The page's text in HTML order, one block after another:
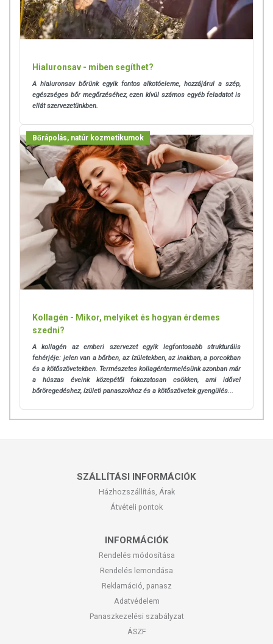
egészséges életmódot! A termék nem gyógyít betegségeket! A termék
nem az orvosi kezelés helyettesítésére alkalmas! Betegség esetén
használatát beszélje meg kezelőorvosával. Az ajánlott napi
elzárva tartandó!
Az étrend-kiegészítők az érvényben levő európai uniós szabályozás
szerint élelmiszereknek minősülnek, amelyek a hagyományos étrend
tápanyagokat. Bár az étrend-kiegészítők kedvező élettani
hatással rendelkezhetnek, amely egyénenként eltérő lehet, jelölésük,
megjelenítésük, és reklámozásuk során nem engedélyezett a
készítményeknek betegséget megelőző vagy gyógyító
hatást tulajdonítani.
Hialuronsav - miben segíthet?
A hialuronsav bőrünk egyik fontos alkotóeleme, hozzájárul a szép,
egészséges bőr megőrzéséhez, ezen kívül számos egyéb feladatot is
ellát szervezetünkben.
Bőrápolás, natúr kozmetikumok
Kollagén - Mikor, melyiket és hogyan érdemes
szedni?
A kollagén az emberi szervezet egyik legfontosabb strukturális
fehérjéje: jelen van a bőrben, az ízületekben, az inakban, a porcokban
és a kötőszövetekben. Természetes kollagéntermelésünk azonban már
a húszas éveink közepétől fokozatosan csökken, ami idővel
bőröregedéshez, ízületi panaszokhoz és a kötőszövetek gyengülés...
SZÁLLÍTÁSI INFORMÁCIÓK
Házhozszállítás, Árak
Átvételi pontok
INFORMÁCIÓK
Rendelés módosítása
Rendelés lemondása
Reklamáció, panasz
Adatvédelem
Panaszkezelési szabályzat
ÁSZF